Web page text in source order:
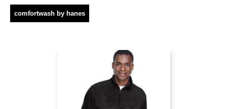
comfortwash by hanes